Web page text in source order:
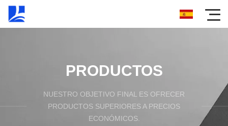
PRODUCTOS
NUESTRO OBJETIVO FINAL ES OFRECER
PRODUCTOS SUPERIORES A PRECIOS
ECONÓMICOS.